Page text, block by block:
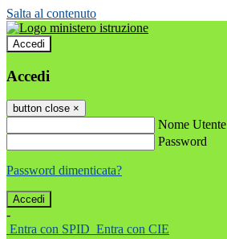
Salta al contenuto
Accedi
Accedi
button close ×
Nome Utente
Password
Password dimenticata?
-
Entra con SPID Entra con CIE